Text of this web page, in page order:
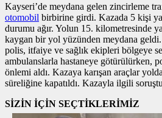
Kayseri’de meydana gelen zincirleme
otomobil birbirine girdi. Kazada 5 kişi
durumu ağır. Yolun 15. kilometresinde
kaygan bir yol yüzünden meydana
polis, itfaiye ve sağlık ekipleri bölgeye
ambulanslarla hastaneye götürülürken,
önlemi aldı. Kazaya karışan araçlar
süreliğine kapatıldı. Kazayla ilgili
SİZİN İÇİN SEÇTİKLERİMİZ